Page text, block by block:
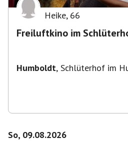
Heike, 66
Freiluftkino im
Humboldt, Schlüterhof im
So, 09.08.2026